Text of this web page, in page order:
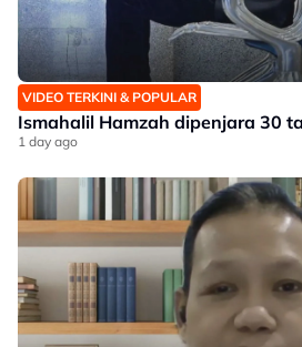
VIDEO TERKINI & POPULAR
Ismahalil Hamzah dipenjara 30
1 day ago